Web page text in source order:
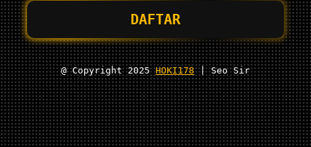
DAFTAR
@ Copyright 2025HOKI178| Seo Sir